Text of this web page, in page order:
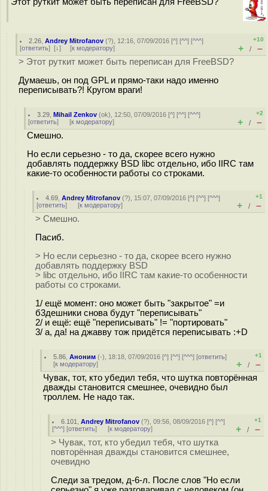
2.26 ,Andrey Mitrofanov (?), 12:16, 07/09/2016 [^] [^^] [^^^]
[ответить] [↓] [к модератору]
+10
+ / –
> Этот руткит может быть переписан для FreeBSD?
Думаешь, он под GPL и прямо-таки надо именно
переписывать?! Кругом враги!
3.29 ,Mihail Zenkov (ok), 12:50, 07/09/2016 [^] [^^] [^^^]
[ответить] [к модератору]
+2
+ / –
Смешно.
Но если серьезно - то да, скорее всего нужно
добавлять поддержку BSD libc отдельно, ибо IIRC там
какие-то особенности работы со строками.
4.69 ,Andrey Mitrofanov (?), 15:07, 07/09/2016 [^] [^^] [^^^]
[ответить] [к модератору]
+1
+ / –
> Смешно.
Пасиб.
> Но если серьезно - то да, скорее всего нужно
добавлять поддержку BSD
> libc отдельно, ибо IIRC там какие-то особенности
работы со строками.
1/ ещё момент: оно может быть "закрытое" =и
б3дешники снова будут "переписывать"
2/ и ещё: ещё "переписывать" != "портировать"
3/ а, да! на джавву тож придётся переписывать :+D
5.86 ,Аноним (-), 18:18, 07/09/2016 [^] [^^] [^^^] [ответить]
[к модератору]
+1
+ / –
Чувак, тот, кто убедил тебя, что шутка повторённая
дважды становится смешнее, очевидно был
троллем. Не надо так.
6.101 ,Andrey Mitrofanov (?), 09:56, 08/09/2016 [^] [^^]
[^^^] [ответить] [к модератору]
+1
+ / –
> Чувак, тот, кто убедил тебя, что шутка
повторённая дважды становится смешнее,
очевидно
Следи за тредом, д-6-л. После слов "Но если